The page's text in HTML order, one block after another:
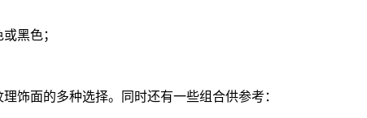
黑色；
饰面的多种选择。同时还有一些组合供参考：